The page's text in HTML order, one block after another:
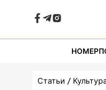
НОМЕР
Статьи